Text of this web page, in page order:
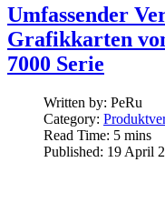
Umfassender
Grafikkarten
7000 Serie
Written by: PeRu
Category:
Read Time: 5 mins
Published: 19 April